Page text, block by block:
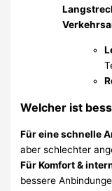
Welcher ist
Für eine schnelle
aber schlechter
Für Komfort &
bessere